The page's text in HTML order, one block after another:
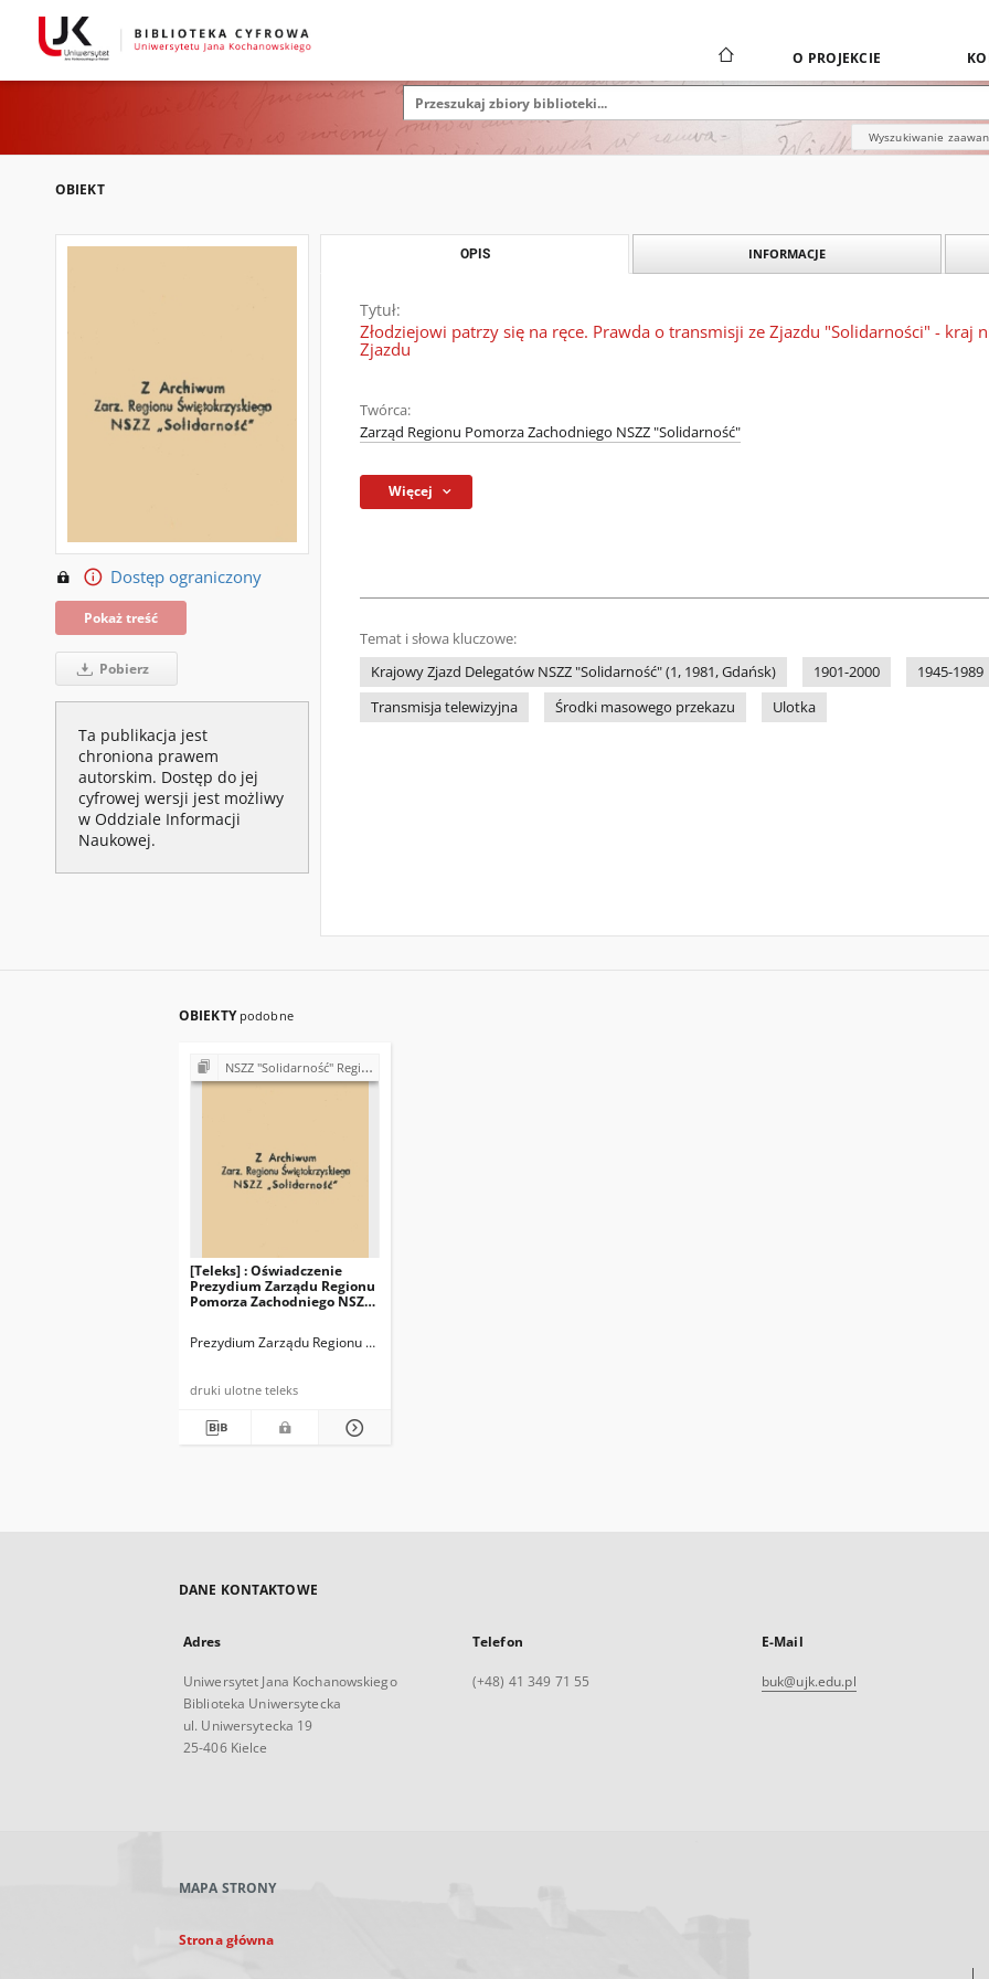
O PROJEKCIE
Wyszukiwanie
OBIEKT
Dostęp ograniczony
Pokaż treść
Pobierz
Ta publikacja jest
chroniona prawem
autorskim. Dostęp do jej
cyfrowej wersji jest możliwy
w Oddziale Informacji
Naukowej.
OPIS INFORMACJE
Tytuł:
Złodziejowi patrzy się na ręce. Prawda o transmisji ze Zjazdu "Solidarności" - kraj
Zjazdu
Twórca:
Zarząd Regionu Pomorza Zachodniego NSZZ "Solidarność"
Więcej
Temat i słowa kluczowe:
Krajowy Zjazd Delegatów NSZZ "Solidarność" (1, 1981, Gdańsk)
1901-2000 1945-1989
Transmisja telewizyjna
Środki masowego przekazu Ulotka
OBIEKTY podobne
NSZZ "Solidarność" Region Świętokrzyski - teleksy (1981)
[Teleks] : Oświadczenie
Prezydium Zarządu Regionu
Pomorza Zachodniego NSZZ
masowego przekazu na
Prezydium Zarządu Regionu Pomorza Zachodniego NSZZ "Solidarność"
druki ulotne teleks
DANE KONTAKTOWE
Adres
Uniwersytet Jana Kochanowskiego
Biblioteka Uniwersytecka
ul. Uniwersytecka 19
25-406 Kielce
Telefon
(+48) 41 349 71 55
E-Mail
buk@ujk.edu.pl
MAPA STRONY
Strona główna